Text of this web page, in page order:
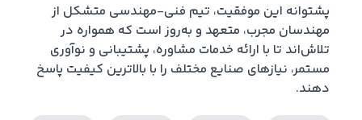
پشتوانه این موفقیت، تیم فنی-مهندسی متشکل از
مهندسان مجرب، متعهد و به‌روز است که همواره در
تلاش‌اند تا با ارائه خدمات مشاوره، پشتیبانی و نوآوری
مستمر، نیازهای صنایع مختلف را با بالاترین کیفیت پاسخ
دهند.